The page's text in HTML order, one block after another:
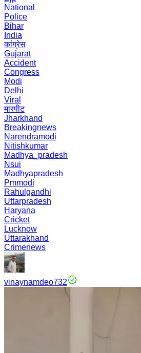
National
Police
Bihar
India
कांग्रेस
Gujarat
Accident
Congress
Modi
Delhi
Viral
मारपीट
Jharkhand
Breakingnews
Narendramodi
Nitishkumar
Madhya_pradesh
Nsui
Madhyapradesh
Pmmodi
Rahulgandhi
Uttarpradesh
Haryana
Cricket
Lucknow
Uttarakhand
Crimenews
vinaynamdeo732